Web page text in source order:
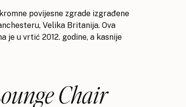
povijesne zgrade izgrađene
Velika Britanija. Ova
je u vrtić 2012. godine, a kasnije
Chair